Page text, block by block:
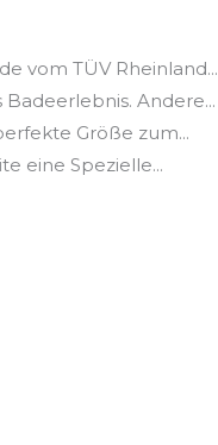
vom TÜV Rheinland...
Andere...
Größe zum...
eine Spezielle...